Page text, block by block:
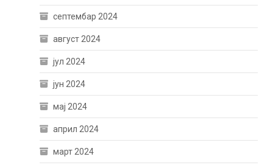
септембар 2024
август 2024
јул 2024
јун 2024
мај 2024
април 2024
март 2024